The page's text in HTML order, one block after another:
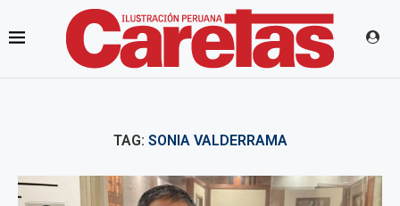
TAG: SONIA VALDERRAMA